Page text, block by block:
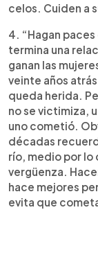
celos. Cuiden a
4. “Hagan
termina una
ganan las
veinte años
queda herida.
no se victimiza,
uno cometió.
décadas
río, medio por lo
vergüenza.
hace mejores
evita que